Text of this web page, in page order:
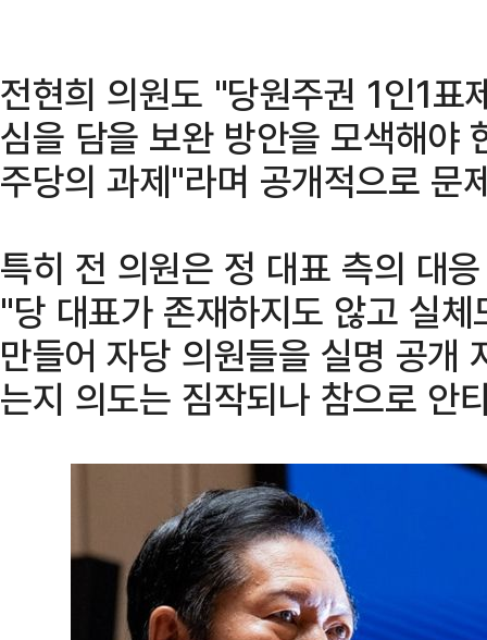
전현희 의원도 "당원주권 1인1표
심을 담을 보완 방안을 모색해야
주당의 과제"라며 공개적으로 문
특히 전 의원은 정 대표 측의 대
"당 대표가 존재하지도 않고 실
만들어 자당 의원들을 실명 공개
는지 의도는 짐작되나 참으로 안